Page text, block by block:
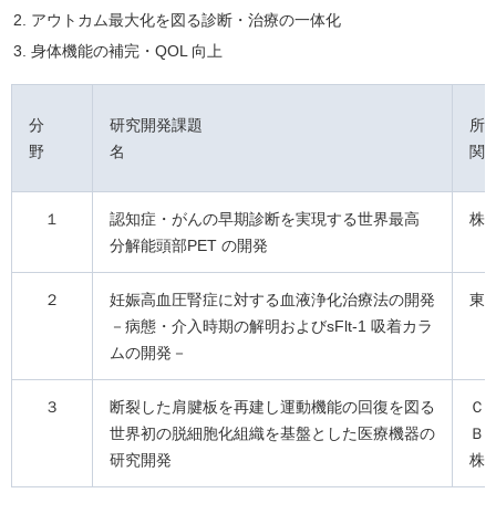
アウトカム最大化を図る診断・治療の一体化
身体機能の補完・QOL 向上
分
野
研究開発課題
名
所
１
認知症・がんの早期診断を実現する世界最高
分解能頭部PET の開発
株
２
妊娠高血圧腎症に対する血液浄化治療法の開発
－病態・介入時期の解明およびsFlt-1 吸着カラ
ムの開発－
東
３
断裂した肩腱板を再建し運動機能の回復を図る
世界初の脱細胞化組織を基盤とした医療機器の
研究開発
Ｃ
Ｂ
株